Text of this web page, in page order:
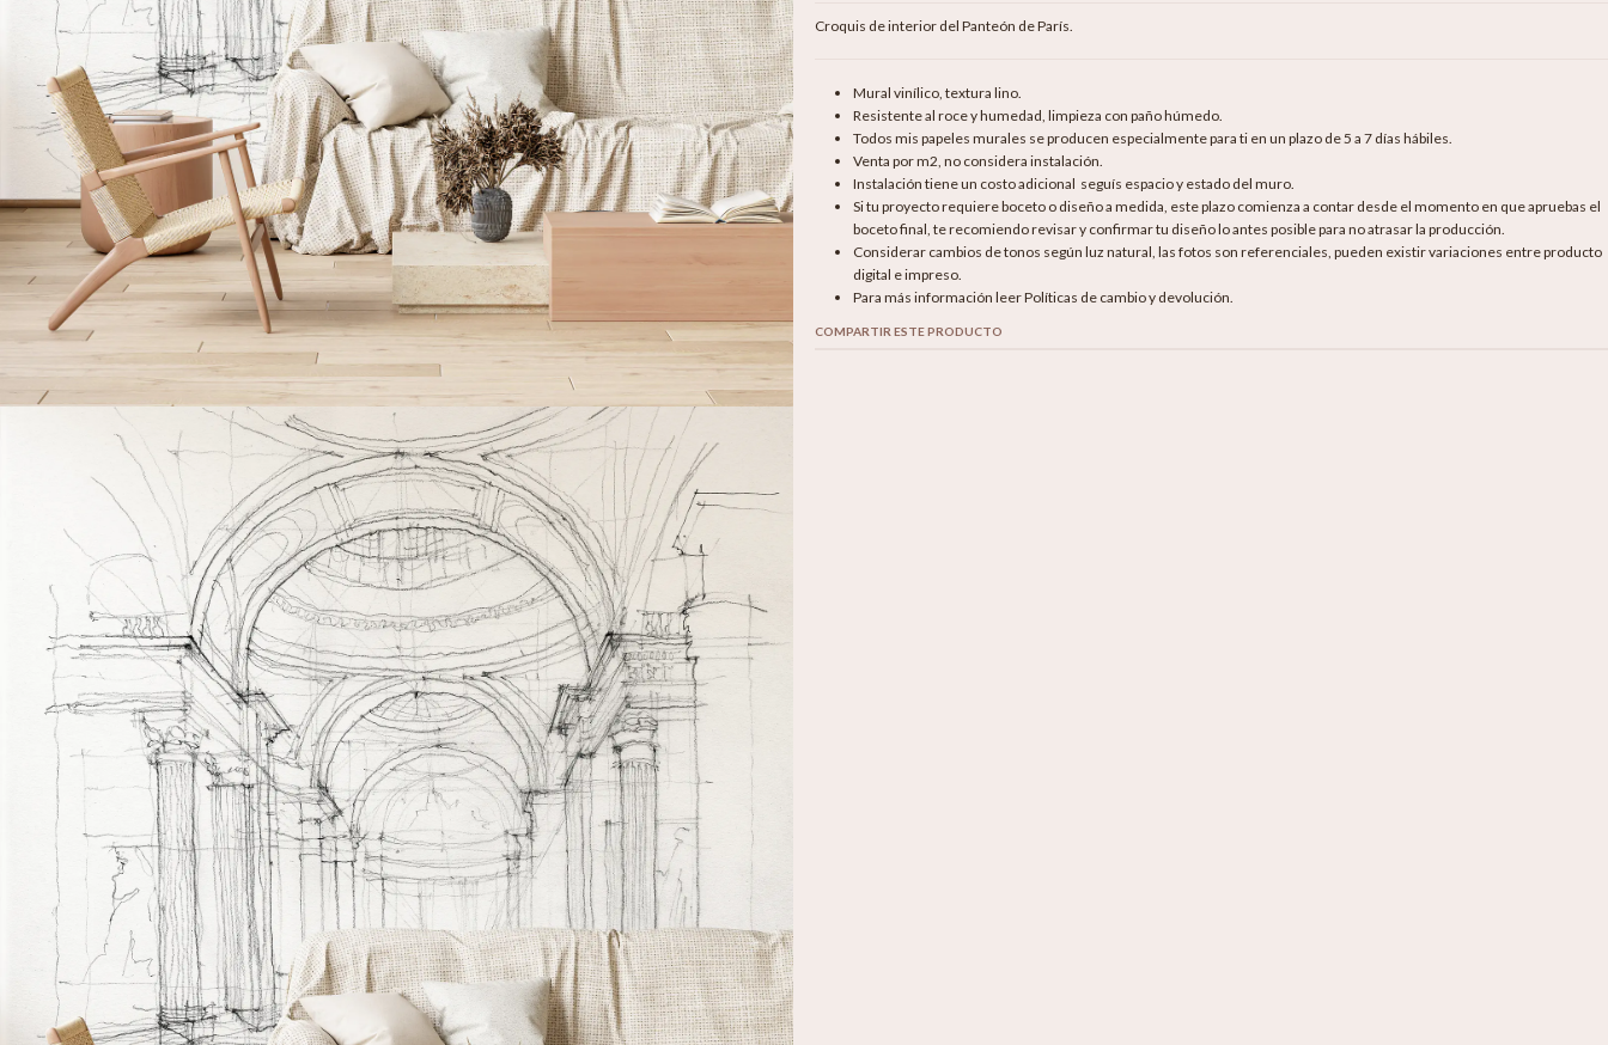
Croquis de interior del Panteón de París.
Mural vinílico, textura lino.
Resistente al roce y humedad, limpieza con paño húmedo.
Todos mis papeles murales se producen especialmente para ti en un plazo de 5 a 7 días hábiles.
Venta por m2, no considera instalación.
Instalación tiene un costo adicional seguís espacio y estado del muro.
Si tu proyecto requiere boceto o diseño a medida, este plazo comienza a contar desde el momento en que apruebas el
boceto final, te recomiendo revisar y confirmar tu diseño lo antes posible para no atrasar la producción.
Considerar cambios de tonos según luz natural, las fotos son referenciales, pueden existir variaciones entre producto
digital e impreso.
Para más información leer Políticas de cambio y devolución.
COMPARTIR ESTE PRODUCTO